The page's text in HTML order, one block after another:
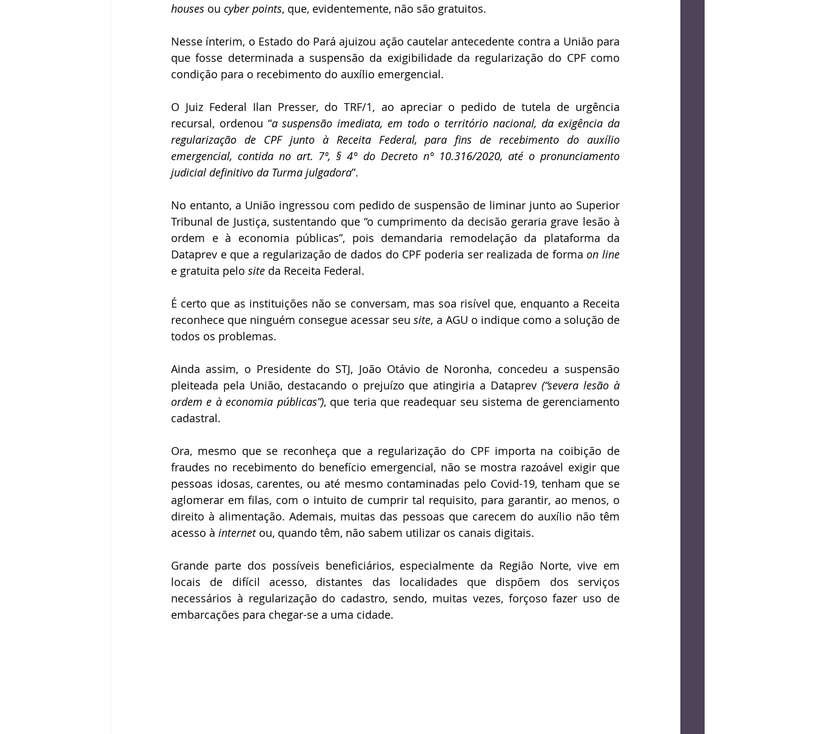
houses ou cyber points, que, evidentemente, não são gratuitos.
Nesse ínterim, o Estado do Pará ajuizou ação cautelar antecedente contra a União para
que fosse determinada a suspensão da exigibilidade da regularização do CPF como
condição para o recebimento do auxílio emergencial.
O Juiz Federal Ilan Presser, do TRF/1, ao apreciar o pedido de tutela de urgência
recursal, ordenou “a suspensão imediata, em todo o território nacional, da exigência da
regularização de CPF junto à Receita Federal, para fins de recebimento do auxílio
emergencial, contida no art. 7º, § 4° do Decreto n° 10.316/2020, até o pronunciamento
judicial definitivo da Turma julgadora”.
No entanto, a União ingressou com pedido de suspensão de liminar junto ao Superior
Tribunal de Justiça, sustentando que “o cumprimento da decisão geraria grave lesão à
ordem e à economia públicas”, pois demandaria remodelação da plataforma da
Dataprev e que a regularização de dados do CPF poderia ser realizada de forma on line
e gratuita pelo site da Receita Federal.
É certo que as instituições não se conversam, mas soa risível que, enquanto a Receita
reconhece que ninguém consegue acessar seu site, a AGU o indique como a solução de
todos os problemas.
Ainda assim, o Presidente do STJ, João Otávio de Noronha, concedeu a suspensão
pleiteada pela União, destacando o prejuízo que atingiria a Dataprev (“severa lesão à
ordem e à economia públicas”), que teria que readequar seu sistema de gerenciamento
cadastral.
Ora, mesmo que se reconheça que a regularização do CPF importa na coibição de
fraudes no recebimento do benefício emergencial, não se mostra razoável exigir que
pessoas idosas, carentes, ou até mesmo contaminadas pelo Covid-19, tenham que se
aglomerar em filas, com o intuito de cumprir tal requisito, para garantir, ao menos, o
direito à alimentação. Ademais, muitas das pessoas que carecem do auxílio não têm
acesso à internet ou, quando têm, não sabem utilizar os canais digitais.
Grande parte dos possíveis beneficiários, especialmente da Região Norte, vive em
locais de difícil acesso, distantes das localidades que dispõem dos serviços
necessários à regularização do cadastro, sendo, muitas vezes, forçoso fazer uso de
embarcações para chegar-se a uma cidade.